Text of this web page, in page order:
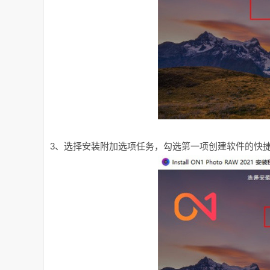
3、选择安装附加选项任务，勾选第一项创建软件的快